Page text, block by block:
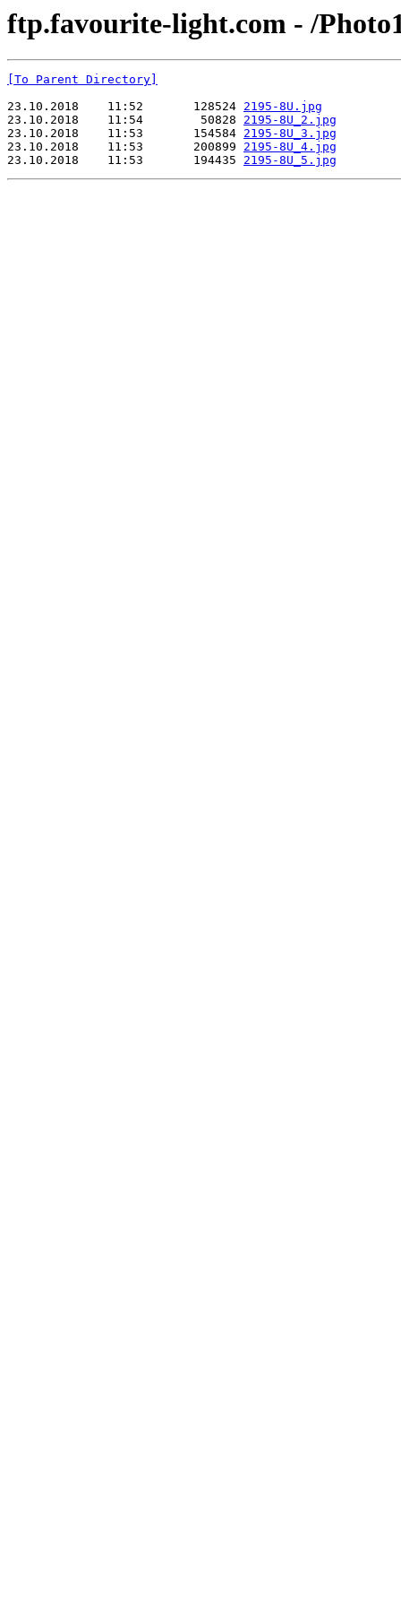
ftp.favourite-light.com - /
[To Parent Directory]
23.10.2018    11:52       128524 2195-8U.jpg
23.10.2018    11:54        50828 2195-8U_2.jpg
23.10.2018    11:53       154584 2195-8U_3.jpg
23.10.2018    11:53       200899 2195-8U_4.jpg
23.10.2018    11:53       194435 2195-8U_5.jpg